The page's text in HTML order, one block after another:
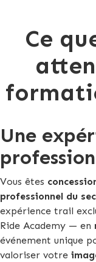
Ce
Une
Vous êtes
professionnel du
expérience trail
Ride Academy — en
événement unique
valoriser votre